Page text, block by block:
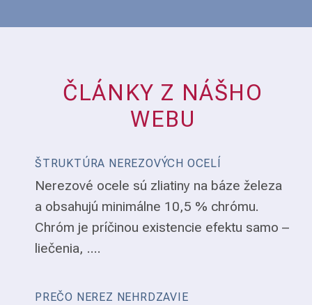
ČLÁNKY Z NÁŠHO
WEBU
ŠTRUKTÚRA NEREZOVÝCH OCELÍ
Nerezové ocele sú zliatiny na báze železa
a obsahujú minimálne 10,5 % chrómu.
Chróm je príčinou existencie efektu samo –
liečenia, ....
PREČO NEREZ NEHRDZAVIE